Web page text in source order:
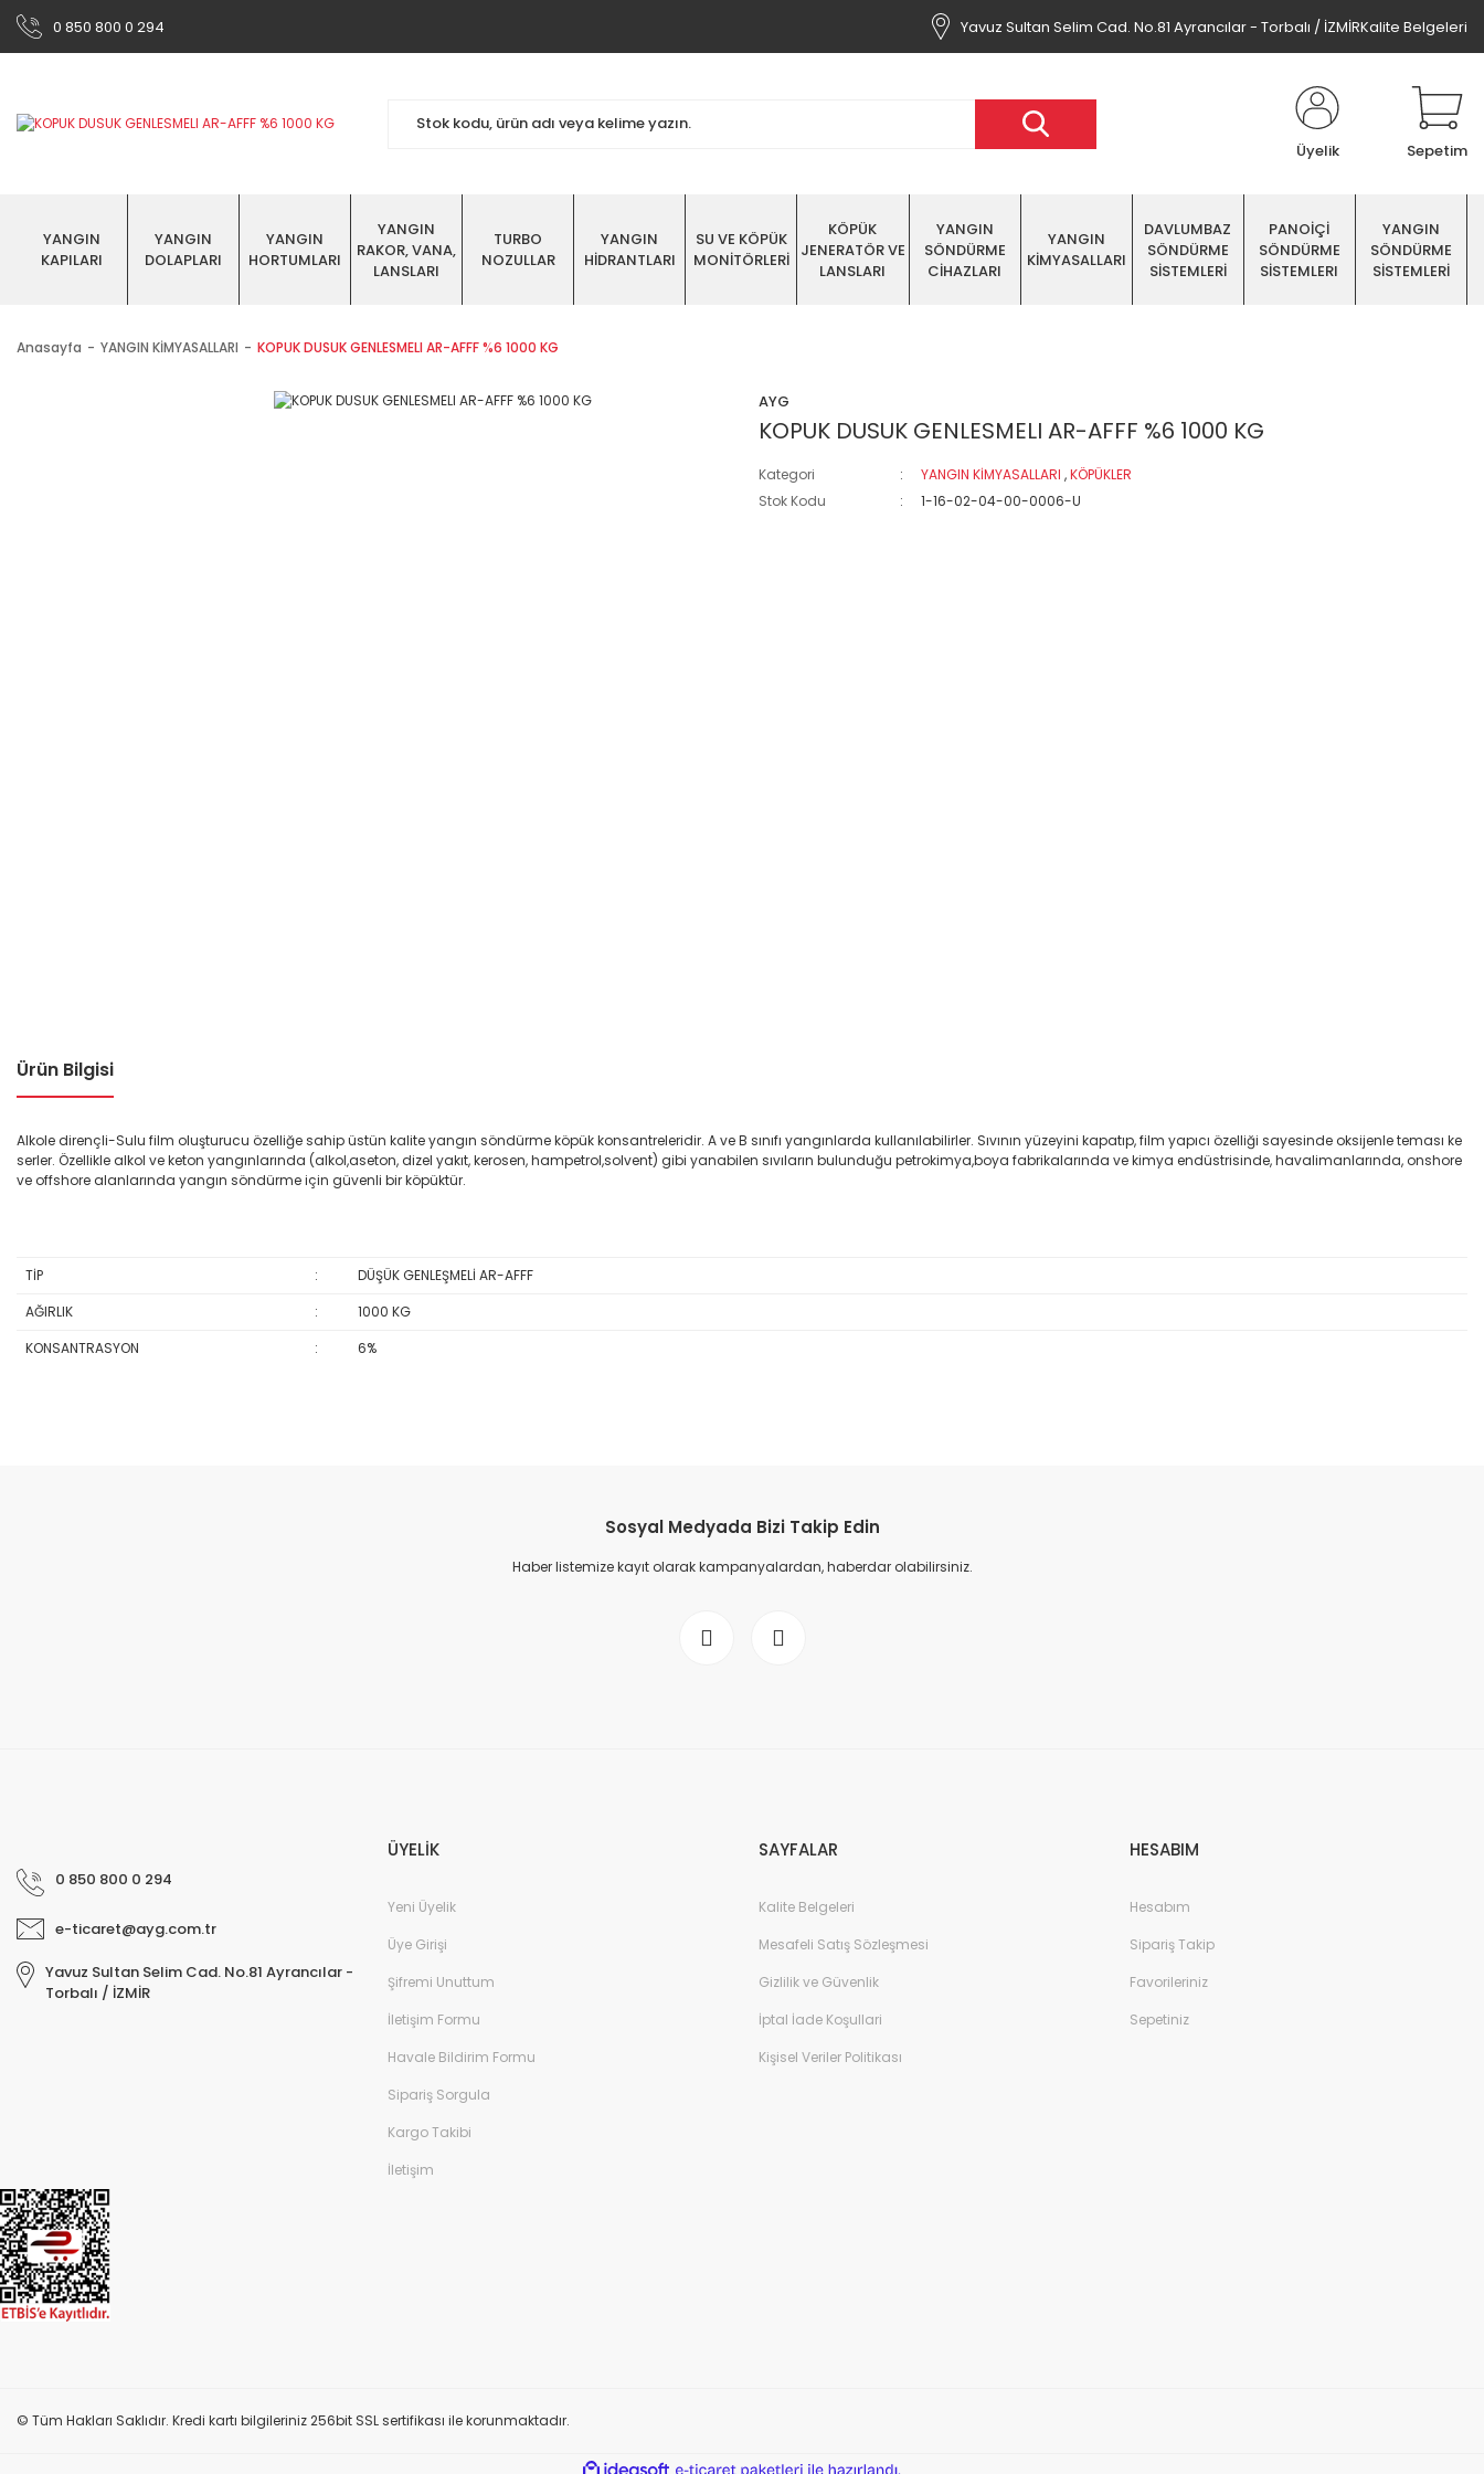
0 850 800 0 294 Yavuz Sultan Selim Cad. No.81 Ayrancılar - Torbalı / İZMİRKalite Belgeleri
Üyelik Sepetim
YANGIN
KAPILARI
YANGIN
DOLAPLARI
YANGIN
HORTUMLARI
YANGIN
RAKOR, VANA,
LANSLARI
TURBO
NOZULLAR
YANGIN
HİDRANTLARI
SU VE KÖPÜK
MONİTÖRLERİ
KÖPÜK
JENERATÖR VE
LANSLARI
YANGIN
SÖNDÜRME
CİHAZLARI
YANGIN
KİMYASALLARI
DAVLUMBAZ
SÖNDÜRME
SİSTEMLERİ
PANOİÇİ
SÖNDÜRME
SİSTEMLERI
YANGIN
SÖNDÜRME
SİSTEMLERİ
Anasayfa YANGIN KİMYASALLARI KOPUK DUSUK GENLESMELI AR-AFFF %6 1000 KG
AYG
KOPUK DUSUK GENLESMELI AR-AFFF %6 1000 KG
Kategori YANGIN KİMYASALLARI ,KÖPÜKLER
Stok Kodu
1-16-02-04-00-0006-U
Ürün Bilgisi
Alkole dirençli-Sulu film oluşturucu özelliğe sahip üstün kalite yangın söndürme köpük konsantreleridir. A ve B sınıfı yangınlarda kullanılabilirler. Sıvının yüzeyini kapatıp, film yapıcı özelliği sayesinde oksijenle teması ke
serler. Özellikle alkol ve keton yangınlarında (alkol,aseton, dizel yakıt, kerosen, hampetrol,solvent) gibi yanabilen sıvıların bulunduğu petrokimya,boya fabrikalarında ve kimya endüstrisinde, havalimanlarında, onshore
ve offshore alanlarında yangın söndürme için güvenli bir köpüktür.
TİP :
DÜŞÜK GENLEŞMELİ AR-AFFF
AĞIRLIK
:
1000 KG
KONSANTRASYON
: 6%
Sosyal Medyada Bizi Takip Edin
Haber listemize kayıt olarak kampanyalardan, haberdar olabilirsiniz.
0 850 800 0 294
e-ticaret@ayg.com.tr
Yavuz Sultan Selim Cad. No.81 Ayrancılar -
Torbalı / İZMİR
ÜYELİK
Yeni Üyelik
Üye Girişi
Şifremi Unuttum
İletişim Formu
Havale Bildirim Formu
Sipariş Sorgula
Kargo Takibi
İletişim
SAYFALAR
Kalite Belgeleri
Mesafeli Satış Sözleşmesi
Gizlilik ve Güvenlik
İptal İade Koşullari
Kişisel Veriler Politikası
HESABIM
Hesabım
Sipariş Takip
Favorileriniz
Sepetiniz
© Tüm Hakları Saklıdır. Kredi kartı bilgileriniz 256bit SSL sertifikası ile korunmaktadır.
ideasoft e-